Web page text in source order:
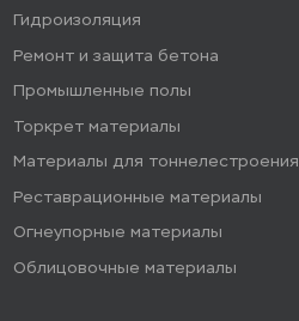
Гидроизоляция
Ремонт и защита бетона
Промышленные полы
Торкрет материалы
Материалы для тоннелестроения
Реставрационные материалы
Огнеупорные материалы
Облицовочные материалы